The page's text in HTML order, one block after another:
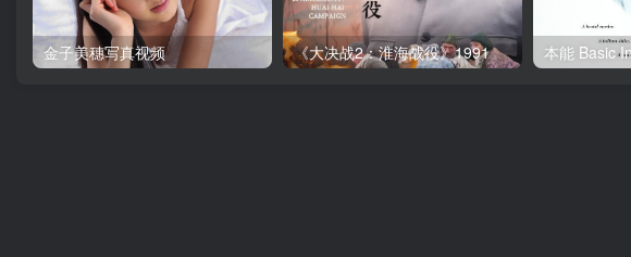
金子美穗写真视频 《大决战2：淮海战役》1991